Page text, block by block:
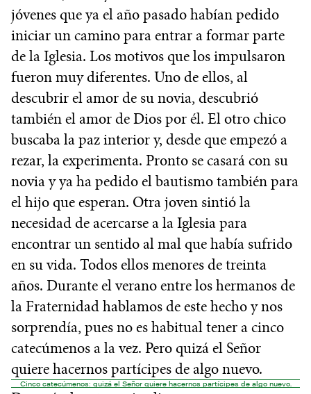
jóvenes que ya el año pasado habían pedido
iniciar un camino para entrar a formar parte
de la Iglesia. Los motivos que los impulsaron
fueron muy diferentes. Uno de ellos, al
descubrir el amor de su novia, descubrió
también el amor de Dios por él. El otro chico
buscaba la paz interior y, desde que empezó a
rezar, la experimenta. Pronto se casará con su
novia y ya ha pedido el bautismo también para
el hijo que esperan. Otra joven sintió la
necesidad de acercarse a la Iglesia para
encontrar un sentido al mal que había sufrido
en su vida. Todos ellos menores de treinta
años. Durante el verano entre los hermanos de
la Fraternidad hablamos de este hecho y nos
sorprendía, pues no es habitual tener a cinco
catecúmenos a la vez. Pero quizá el Señor
quiere hacernos partícipes de algo nuevo.
Cinco catecúmenos: quizá el Señor quiere hacernos partícipes de algo nuevo.